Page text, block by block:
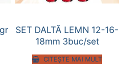
SET DALTĂ LEMN 12-16-
18mm 3buc/set
CITEȘTE MAI MULT